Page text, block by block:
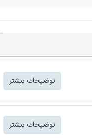
توضیحات بیشتر
توضیحات بیشتر